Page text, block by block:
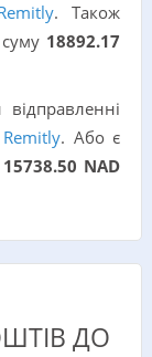
. Також
18892.17
Remitly. Або є
15738.50 NAD
ДО